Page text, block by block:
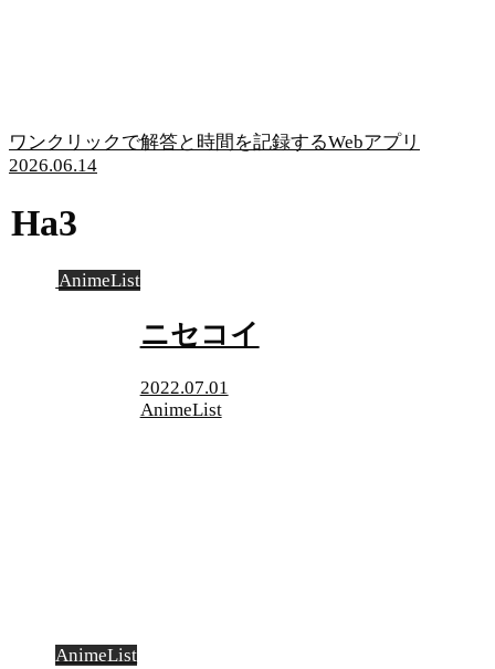
ワンクリックで解答と時間を記録するWebアプリ
2026.06.14
Ha3
AnimeList
ニセコイ
2022.07.01
AnimeList
AnimeList